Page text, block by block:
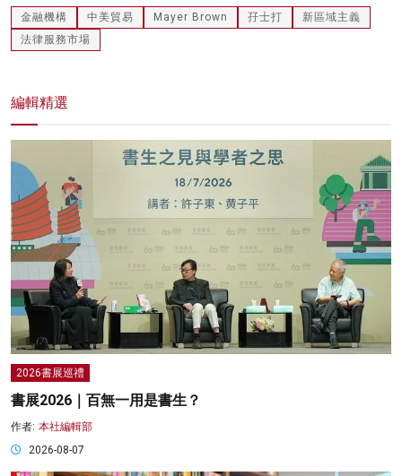
金融機構 中美貿易 Mayer Brown 孖士打
新區域主義
法律服務市場
編輯精選
2026書展巡禮
書展2026｜百無一用是書生？
作者: 本社編輯部
2026-08-07